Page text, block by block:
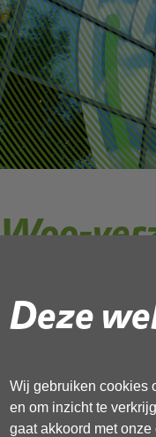
Deze
Wij gebruiken cookies
en om inzicht te
gaat akkoord met
Woo-
, 679kB